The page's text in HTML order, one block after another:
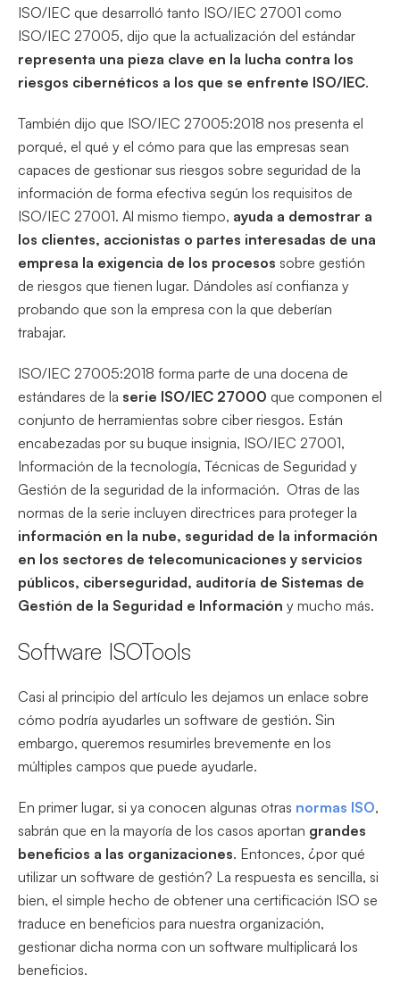
ISO/IEC que desarrolló tanto ISO/IEC 27001 como
ISO/IEC 27005, dijo que la actualización del estándar
representa una pieza clave en la lucha contra los
riesgos cibernéticos a los que se enfrente ISO/IEC.
También dijo que ISO/IEC 27005:2018 nos presenta el
porqué, el qué y el cómo para que las empresas sean
capaces de gestionar sus riesgos sobre seguridad de la
información de forma efectiva según los requisitos de
ISO/IEC 27001. Al mismo tiempo, ayuda a demostrar a
los clientes, accionistas o partes interesadas de una
empresa la exigencia de los procesos sobre gestión
de riesgos que tienen lugar. Dándoles así confianza y
probando que son la empresa con la que deberían
trabajar.
ISO/IEC 27005:2018 forma parte de una docena de
estándares de la serie ISO/IEC 27000 que componen el
conjunto de herramientas sobre ciber riesgos. Están
encabezadas por su buque insignia, ISO/IEC 27001,
Información de la tecnología, Técnicas de Seguridad y
Gestión de la seguridad de la información. Otras de las
normas de la serie incluyen directrices para proteger la
información en la nube, seguridad de la información
en los sectores de telecomunicaciones y servicios
públicos, ciberseguridad, auditoría de Sistemas de
Gestión de la Seguridad e Información y mucho más.
Software ISOTools
Casi al principio del artículo les dejamos un enlace sobre
cómo podría ayudarles un software de gestión. Sin
embargo, queremos resumirles brevemente en los
múltiples campos que puede ayudarle.
En primer lugar, si ya conocen algunas otras normas ISO,
sabrán que en la mayoría de los casos aportan grandes
beneficios a las organizaciones. Entonces, ¿por qué
utilizar un software de gestión? La respuesta es sencilla, si
bien, el simple hecho de obtener una certificación ISO se
traduce en beneficios para nuestra organización,
gestionar dicha norma con un software multiplicará los
beneficios.